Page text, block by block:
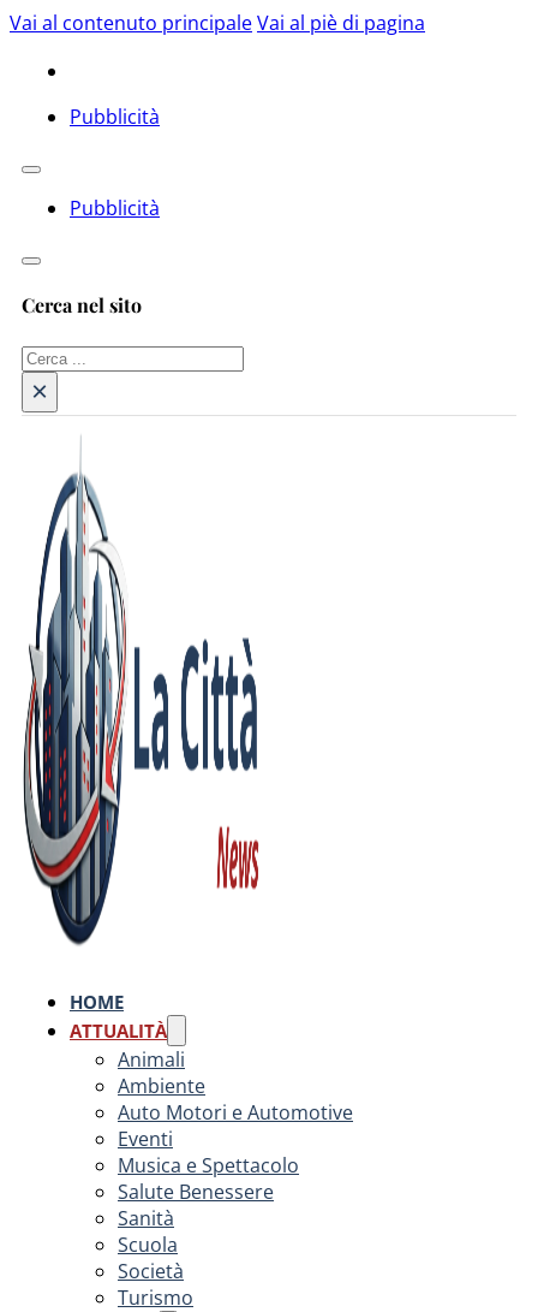
Vai al contenuto principaleVai al piè di pagina
Pubblicità
Pubblicità
Cerca nel sito
Cerca
×
HOME
ATTUALITÀ
Animali
Ambiente
Auto Motori e Automotive
Eventi
Musica e Spettacolo
Salute Benessere
Sanità
Scuola
Società
Turismo